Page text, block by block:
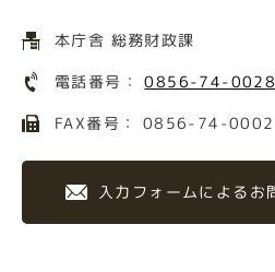
本庁舎 総務財政課
電話番号：0856-74-0028
FAX番号： 0856-74-0002
入力フォームによるお